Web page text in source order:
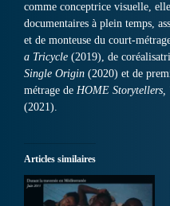
comme conceptrice visuelle,
documentaires à plein temps,
et de monteuse du court-
a Tricycle (2019), de
Single Origin (2020) et de
métrage de HOME Storytellers,
(2021).
Articles similaires